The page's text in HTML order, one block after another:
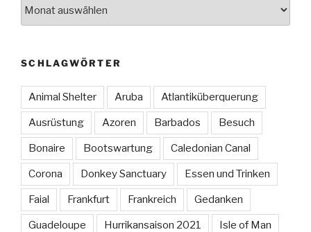
SCHLAGWÖRTER
Animal Shelter Aruba Atlantiküberquerung
Ausrüstung Azoren Barbados Besuch
Bonaire Bootswartung Caledonian Canal
Corona Donkey Sanctuary Essen und Trinken
Faial Frankfurt Frankreich Gedanken
Guadeloupe Hurrikansaison 2021 Isle of Man